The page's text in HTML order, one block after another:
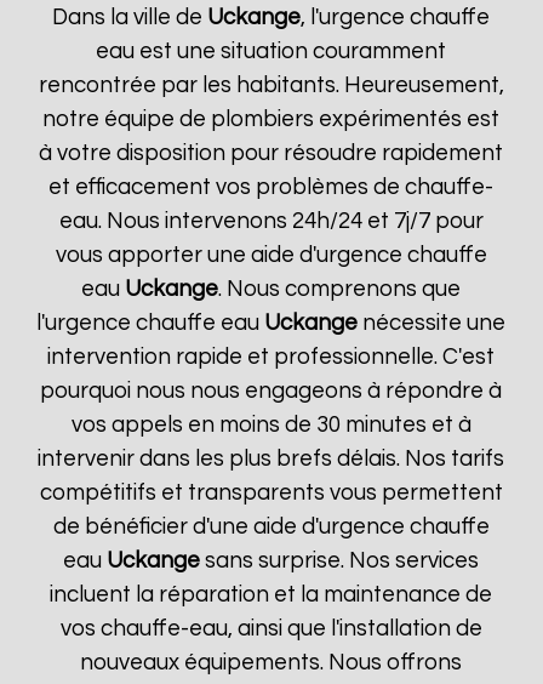
Dans la ville de Uckange, l'urgence chauffe
eau est une situation couramment
rencontrée par les habitants. Heureusement,
notre équipe de plombiers expérimentés est
à votre disposition pour résoudre rapidement
et efficacement vos problèmes de chauffe-
eau. Nous intervenons 24h/24 et 7j/7 pour
vous apporter une aide d'urgence chauffe
eau Uckange. Nous comprenons que
l'urgence chauffe eau Uckange nécessite une
intervention rapide et professionnelle. C'est
pourquoi nous nous engageons à répondre à
vos appels en moins de 30 minutes et à
intervenir dans les plus brefs délais. Nos tarifs
compétitifs et transparents vous permettent
de bénéficier d'une aide d'urgence chauffe
eau Uckange sans surprise. Nos services
incluent la réparation et la maintenance de
vos chauffe-eau, ainsi que l'installation de
nouveaux équipements. Nous offrons